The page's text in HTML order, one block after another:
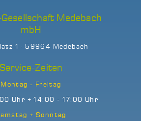
Medebach
mbH
1 · 59964 Medebach
Service-Zeiten
Montag - Freitag
Uhr + 14:00 - 17:00 Uhr
+ Sonntag